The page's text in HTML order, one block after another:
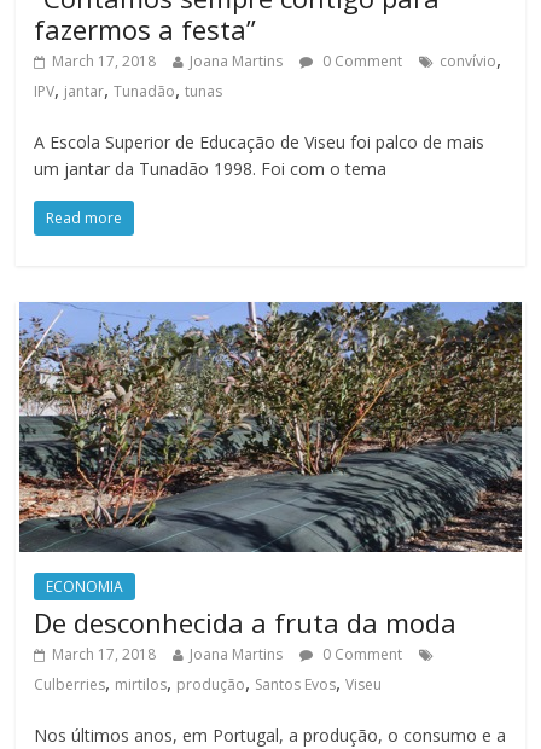
fazermos a festa”
March 17, 2018 Joana Martins 0 Comment convívio,
IPV, jantar,Tunadão,tunas
A Escola Superior de Educação de Viseu foi palco de mais
um jantar da Tunadão 1998. Foi com o tema
Read more
ECONOMIA
De desconhecida a fruta da moda
March 17, 2018 Joana Martins
0 Comment
Culberries, mirtilos, produção, Santos Evos,Viseu
Nos últimos anos, em Portugal, a produção, o consumo e a